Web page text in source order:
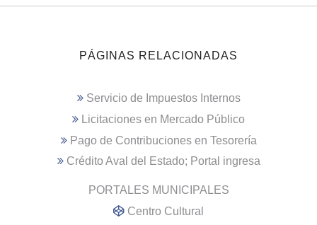
PÁGINAS RELACIONADAS
Servicio de Impuestos Internos
Licitaciones en Mercado Público
Pago de Contribuciones en Tesorería
Crédito Aval del Estado; Portal ingresa
PORTALES MUNICIPALES
Centro Cultural